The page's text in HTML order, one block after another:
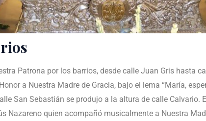
Patrona por los barrios, desde calle Juan Gris hasta
a Nuestra Madre de Gracia, bajo el lema “María,
San Sebastián se produjo a la altura de calle Calvario.
Nazareno quien acompañó musicalmente a Nuestra